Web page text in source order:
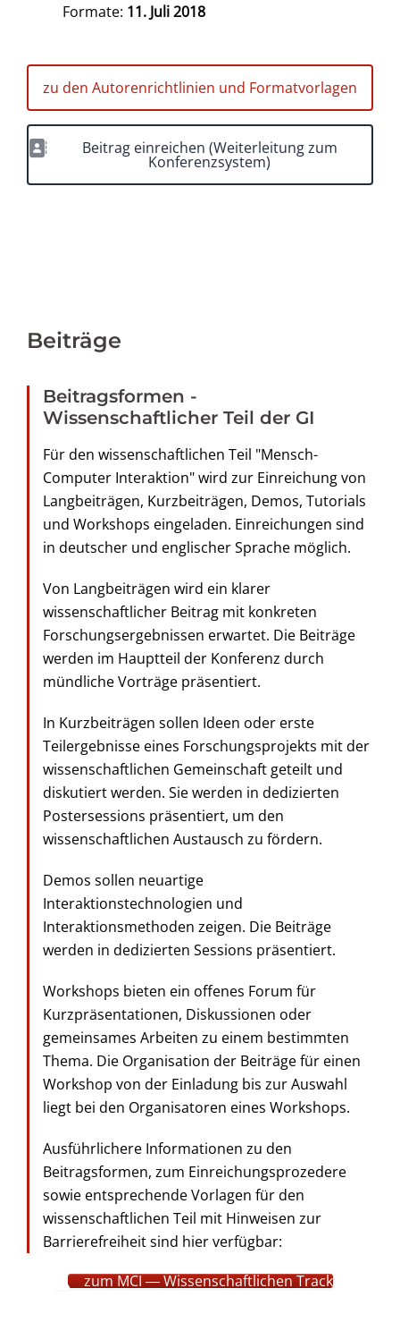
Formate: 11. Juli 2018
zu den Autorenrichtlinien und Formatvorlagen
Beitrag einreichen (Weiterleitung zum
Konferenzsystem)
Beiträge
Beitragsformen -
Wissenschaftlicher Teil der GI
Für den wissenschaftlichen Teil "Mensch-
Computer Interaktion" wird zur Einreichung von
Langbeiträgen, Kurzbeiträgen, Demos, Tutorials
und Workshops eingeladen. Einreichungen sind
in deutscher und englischer Sprache möglich.
Von Langbeiträgen wird ein klarer
wissenschaftlicher Beitrag mit konkreten
Forschungsergebnissen erwartet. Die Beiträge
werden im Hauptteil der Konferenz durch
mündliche Vorträge präsentiert.
In Kurzbeiträgen sollen Ideen oder erste
Teilergebnisse eines Forschungsprojekts mit der
wissenschaftlichen Gemeinschaft geteilt und
diskutiert werden. Sie werden in dedizierten
Postersessions präsentiert, um den
wissenschaftlichen Austausch zu fördern.
Demos sollen neuartige
Interaktionstechnologien und
Interaktionsmethoden zeigen. Die Beiträge
werden in dedizierten Sessions präsentiert.
Workshops bieten ein offenes Forum für
Kurzpräsentationen, Diskussionen oder
gemeinsames Arbeiten zu einem bestimmten
Thema. Die Organisation der Beiträge für einen
Workshop von der Einladung bis zur Auswahl
liegt bei den Organisatoren eines Workshops.
Ausführlichere Informationen zu den
Beitragsformen, zum Einreichungsprozedere
sowie entsprechende Vorlagen für den
wissenschaftlichen Teil mit Hinweisen zur
Barrierefreiheit sind hier verfügbar:
zum MCI ― Wissenschaftlichen Track